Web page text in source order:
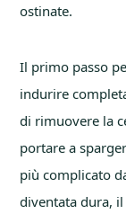
ostinate.
Il primo passo
indurire
di rimuovere la
portare a
più complicato
diventata dura,